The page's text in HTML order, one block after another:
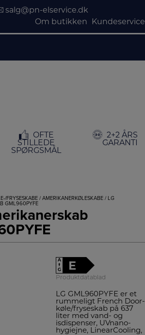
salg@pn-elservice.dk
Om butikken
Kundeservice
OFTE
STILLEDE
SPØRGSMÅL
2+2 ÅRS
GARANTI
FRYSESKABE / AMERIKANERKØLESKABE / LG
GML960PYFE
A
↑
G
E
Produktdatablad
LG GML960PYFE er et
rummeligt French Door-
køle/fryseskab på 637
liter med vand- og
isdispenser, UVnano-
hygiejne, LinearCooling,